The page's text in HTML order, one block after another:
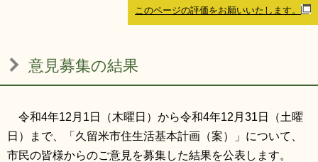
閉じる
このページの評価をお願いいたします。
意見募集の結果
令和4年12月1日（木曜日）から令和4年12月31日（土曜
日）まで、「久留米市住生活基本計画（案）」について、
市民の皆様からのご意見を募集した結果を公表します。